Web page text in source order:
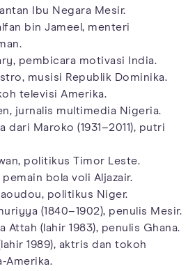
Ibu Negara Mesir.
bin Jameel, menteri
pembicara motivasi India.
musisi Republik Dominika.
televisi Amerika.
jurnalis multimedia Nigeria.
dari Maroko (1931–2011), putri
politikus Timor Leste.
bola voli Aljazair.
politikus Niger.
(1840–1902), penulis Mesir.
Attah (lahir 1983), penulis Ghana.
1989), aktris dan tokoh
Amerika.